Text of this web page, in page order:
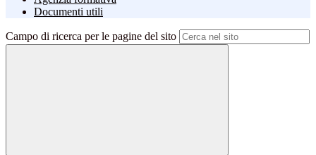
Documenti utili
Campo di ricerca per le pagine del sito